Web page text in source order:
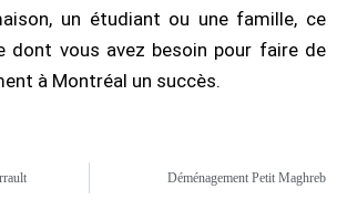
un étudiant ou une famille, ce
dont vous avez besoin pour faire de
à Montréal un succès.
Déménagement Petit Maghreb